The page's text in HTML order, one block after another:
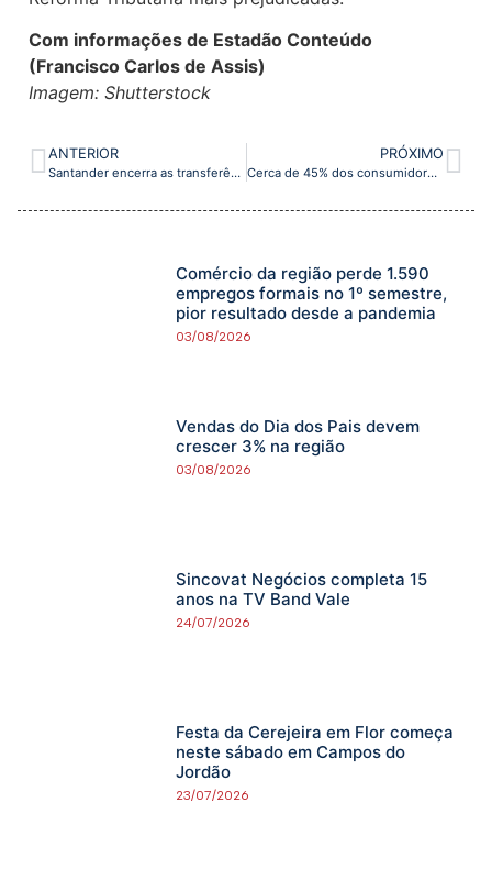
Com informações de Estadão Conteúdo
(Francisco Carlos de Assis)
Imagem: Shutterstock
ANTERIOR
Santander encerra as transferências via DOC
PRÓXIMO
Cerca de 45% dos consumidores pesquisam sobre as empresas no Google antes de comprar
Comércio da região perde 1.590
empregos formais no 1º semestre,
pior resultado desde a pandemia
03/08/2026
Vendas do Dia dos Pais devem
crescer 3% na região
03/08/2026
Sincovat Negócios completa 15
anos na TV Band Vale
24/07/2026
Festa da Cerejeira em Flor começa
neste sábado em Campos do
Jordão
23/07/2026